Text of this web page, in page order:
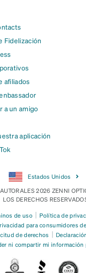
Fidelización
afiliados
a un amigo
aplicación
Estados Unidos
2026 ZENNI
LOS DERECHOS
de uso | Política de
para consumidores
de derechos |
ni compartir mi información